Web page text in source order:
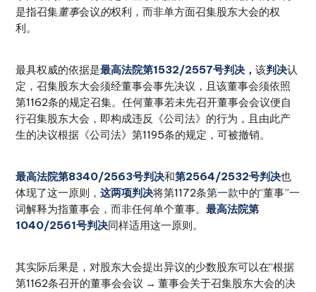
是指召集董事会议的权利，而非单方面召集股东大会的权
利。
最具权威的依据是最高法院第1532/2557号判决，该判决认
定，召集股东大会须经董事会事先决议，且该董事会须依照
第1162条的规定召集。任何董事若未先召开董事会会议便自
行召集股东大会，即构成违反《公司法》的行为，且由此产
生的决议根据《公司法》第1195条的规定，可被撤销。
最高法院第8340/2563号判决和第2564/2532号判决也
体现了这一原则，这两项判决将第1172条第一款中的“董事”一
词解释为指董事会，而非任何单个董事。最高法院第
1040/2561号判决同样适用这一原则。
其实际后果是，对股东大会提出异议的少数股东可以在“根据
第1162条召开的董事会会议 → 董事会关于召集股东大会的决